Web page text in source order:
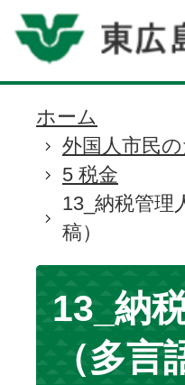
現
在
の
ホーム
外国人市民
5 税金
13_納税管理
稿）
13_納
（多